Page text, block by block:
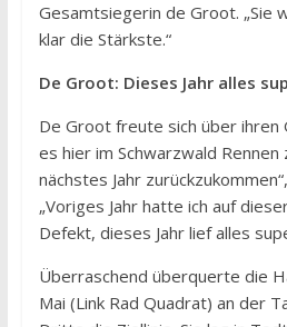
Gesamtsiegerin de Groot. „Sie
klar die Stärkste.“
De Groot: Dieses Jahr alles
De Groot freute sich über ihren
es hier im Schwarzwald
nächstes Jahr
„Voriges Jahr hatte ich auf
Defekt, dieses Jahr lief alles
Überraschend überquerte die
Mai (Link Rad Quadrat) an der